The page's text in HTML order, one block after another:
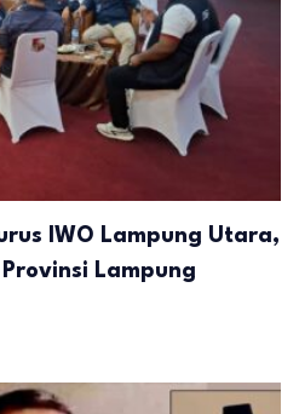
IWO Lampung Utara,
Lampung